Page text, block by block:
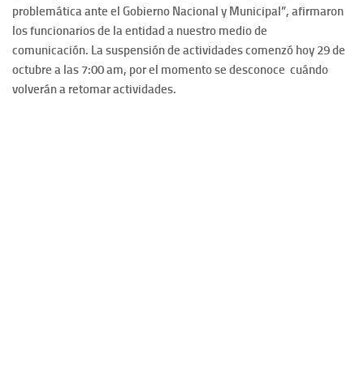
problemática ante el Gobierno Nacional y Municipal”, afirmaron
los funcionarios de la entidad a nuestro medio de
comunicación. La suspensión de actividades comenzó hoy 29 de
octubre a las 7:00 am, por el momento se desconoce cuándo
volverán a retomar actividades.